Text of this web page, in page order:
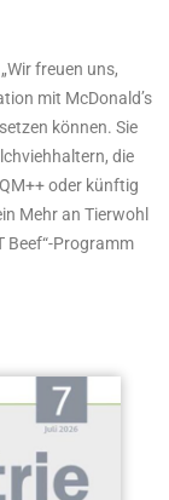
freuen uns,
mit McDonald’s
können. Sie
die
oder künftig
Mehr an Tierwohl
Beef“-Programm